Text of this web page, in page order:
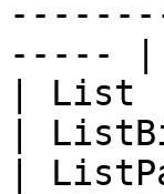
----- |
| List
|
|